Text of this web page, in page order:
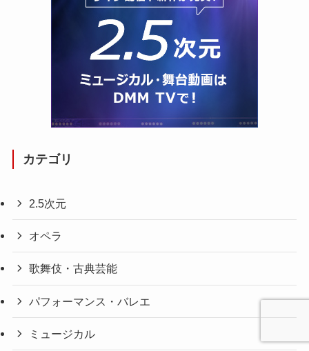
カテゴリ
2.5次元
オペラ
歌舞伎・古典芸能
パフォーマンス・バレエ
ミュージカル